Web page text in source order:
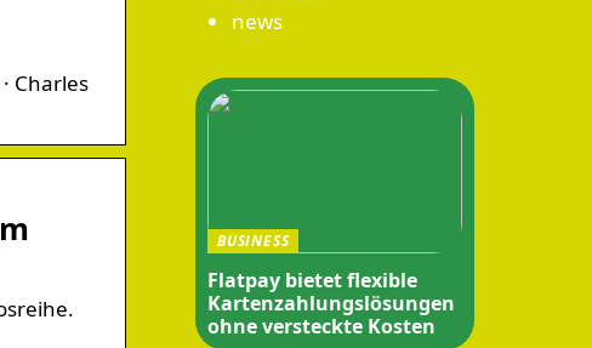
Charles
news
BUSINESS
Flatpay bietet flexible
Kartenzahlungslösungen
ohne versteckte Kosten